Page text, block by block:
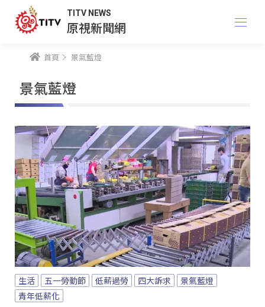
TITV NEWS
原視新聞網
首頁 景氣藍燈
景氣藍燈
生活 五一勞動節 低薪過勞 四大訴求
景氣藍燈
青年低薪化